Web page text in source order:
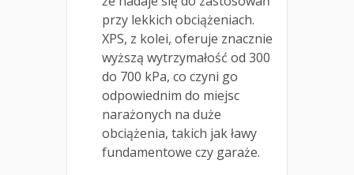
przy lekkich obciążeniach.
XPS, z kolei, oferuje znacznie
wyższą wytrzymałość od 300
do 700 kPa, co czyni go
odpowiednim do miejsc
narażonych na duże
obciążenia, takich jak ławy
fundamentowe czy garaże.